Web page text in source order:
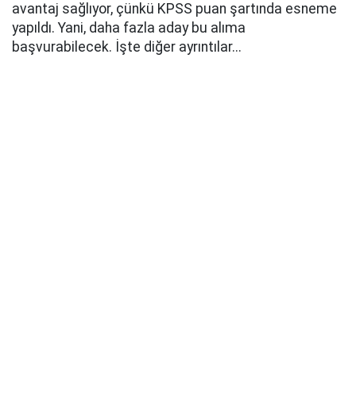
avantaj sağlıyor, çünkü KPSS puan şartında esneme
yapıldı. Yani, daha fazla aday bu alıma
başvurabilecek. İşte diğer ayrıntılar...